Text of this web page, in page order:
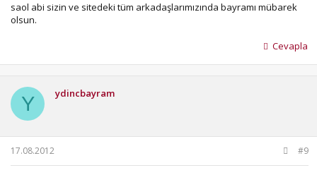
saol abi sizin ve sitedeki tüm arkadaşlarımızında bayramı mübarek
olsun.
Cevapla
Y ydincbayram
17.08.2012 #9